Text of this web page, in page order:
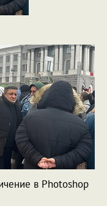
в Photoshop